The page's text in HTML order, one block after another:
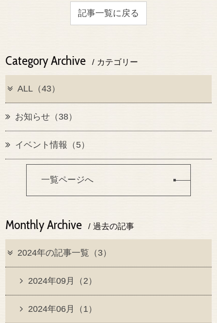
記事一覧に戻る
Category Archive / カテゴリー
ALL（43）
お知らせ（38）
イベント情報（5）
一覧ページへ
Monthly Archive / 過去の記事
2024年の記事一覧（3）
2024年09月（2）
2024年06月（1）